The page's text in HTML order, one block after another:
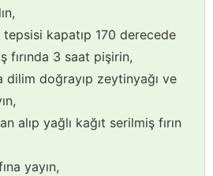
tepsisi kapatıp 170 derecede
fırında 3 saat pişirin,
dilim doğrayıp zeytinyağı ve
alıp yağlı kağıt serilmiş fırın
yayın,